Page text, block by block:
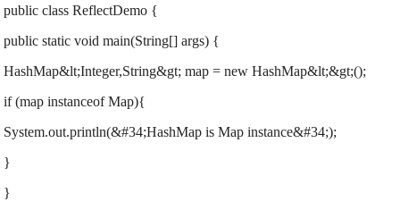
public class ReflectDemo {
public static void main(String[] args) {
HashMap&lt;Integer,String&gt; map = new HashMap&lt;&gt;();
if (map instanceof Map){
System.out.println(&#34;HashMap is Map instance&#34;);
}
}